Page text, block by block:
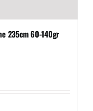
235cm 60-140gr